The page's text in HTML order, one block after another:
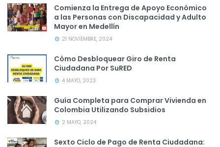
Comienza la Entrega de Apoyo Económico
a las Personas con Discapacidad y Adulto
Mayor en Medellín
21 NOVIEMBRE, 2024
Cómo Desbloquear Giro de Renta
Ciudadana Por SuRED
4 MAYO, 2023
Guía Completa para Comprar Vivienda en
Colombia Utilizando Subsidios
2 MAYO, 2024
Sexto Ciclo de Pago de Renta Ciudadana: